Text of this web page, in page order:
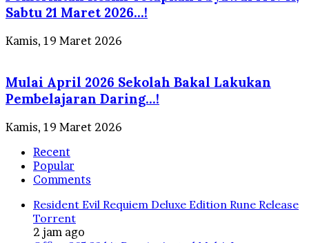
Sabtu 21 Maret 2026…!
Kamis, 19 Maret 2026
Mulai April 2026 Sekolah Bakal Lakukan
Pembelajaran Daring…!
Kamis, 19 Maret 2026
Recent
Popular
Comments
Resident Evil Requiem Deluxe Edition Rune Release
Torrent
2 jam ago